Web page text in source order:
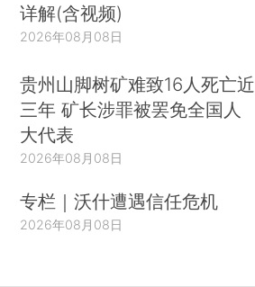
详解(含视频)
2026年08月08日
贵州山脚树矿难致16人死亡近
三年 矿长涉罪被罢免全国人
大代表
2026年08月08日
专栏｜沃什遭遇信任危机
2026年08月08日